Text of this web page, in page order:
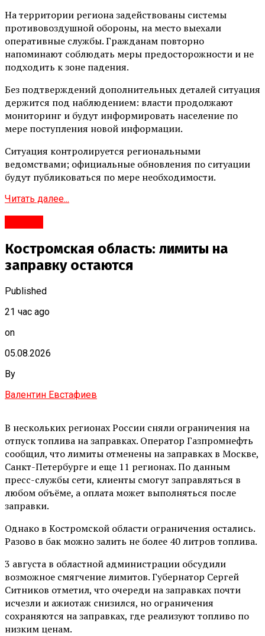
На территории региона задействованы системы
противовоздушной обороны, на место выехали
оперативные службы. Гражданам повторно
напоминают соблюдать меры предосторожности и не
подходить к зоне падения.
Без подтверждений дополнительных деталей ситуация
держится под наблюдением: власти продолжают
мониторинг и будут информировать население по
мере поступления новой информации.
Ситуация контролируется региональными
ведомствами; официальные обновления по ситуации
будут публиковаться по мере необходимости.
Читать далее...
Костромская область: лимиты на
заправку остаются
Published
21 час ago
on
05.08.2026
By
Валентин Евстафиев
В нескольких регионах России сняли ограничения на
отпуск топлива на заправках. Оператор Газпромнефть
сообщил, что лимиты отменены на заправках в Москве,
Санкт-Петербурге и еще 11 регионах. По данным
пресс-службы сети, клиенты смогут заправляться в
любом объёме, а оплата может выполняться после
заправки.
Однако в Костромской области ограничения остались.
Разово в бак можно залить не более 40 литров топлива.
3 августа в областной администрации обсудили
возможное смягчение лимитов. Губернатор Сергей
Ситников отметил, что очереди на заправках почти
исчезли и ажиотаж снизился, но ограничения
сохраняются на заправках, где реализуют топливо по
низким ценам.